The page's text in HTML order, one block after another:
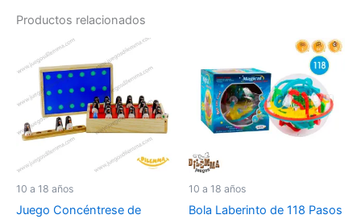
Productos relacionados
10 a 18 años
Juego Concéntrese de
10 a 18 años
Bola Laberinto de 118 Pasos